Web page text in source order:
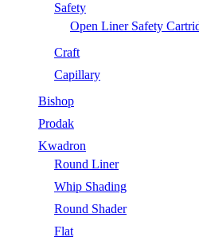
Safety
Open Liner Safety
Craft
Capillary
Bishop
Prodak
Kwadron
Round Liner
Whip Shading
Round Shader
Flat